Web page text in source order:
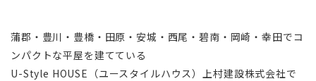
蒲郡・豊川・豊橋・田原・安城・西尾・碧南・岡崎・幸田でコ
ンパクトな平屋を建てている
U-Style HOUSE（ユースタイルハウス）上村建設株式会社で